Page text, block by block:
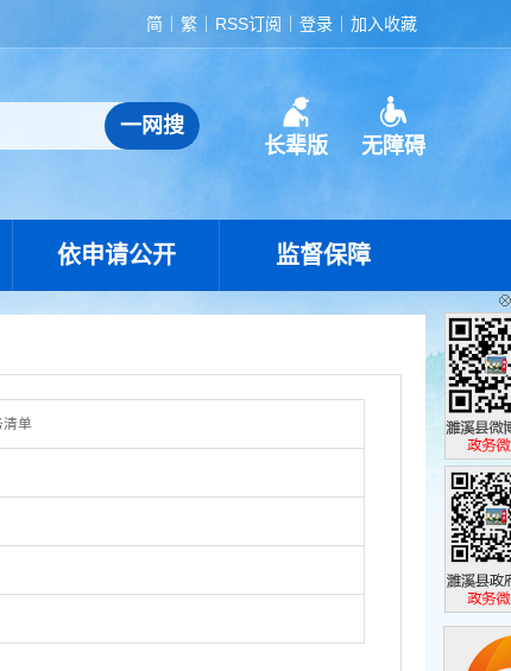
简 繁 RSS订阅 登录 加入收藏
长辈版 无障碍
依申请公开 监督保障
清单
濉溪县政
政务微博
濉溪县政
政务微信